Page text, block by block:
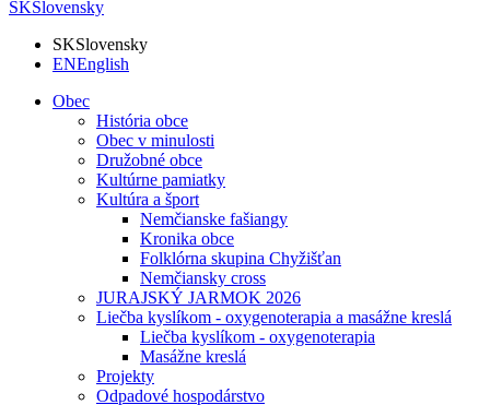
SKSlovensky
SKSlovensky
ENEnglish
Obec
História obce
Obec v minulosti
Družobné obce
Kultúrne pamiatky
Kultúra a šport
Nemčianske fašiangy
Kronika obce
Folklórna skupina Chyžišťan
Nemčiansky cross
JURAJSKÝ JARMOK 2026
Liečba kyslíkom - oxygenoterapia a masážne kreslá
Liečba kyslíkom - oxygenoterapia
Masážne kreslá
Projekty
Odpadové hospodárstvo